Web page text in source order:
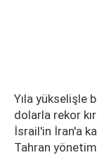
Yıla yükselişle
dolarla rekor
İsrail'in İran'a
Tahran